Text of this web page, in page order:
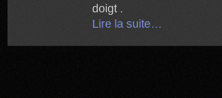
doigt .
Lire la suite…